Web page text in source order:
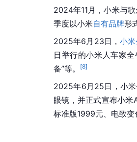
2024年11月，小米与
季度以小米自有品牌形
2025年6月23日， 小
日举行的小米人车家
备”等。
[8]
2025年6月25日，小米
眼镜，并正式宣布小
标准版1999元、电致